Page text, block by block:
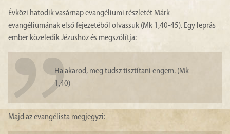
Évközi hatodik vasárnap evangéliumi részletét Márk
evangéliumának első fejezetéből olvassuk (Mk 1,40-45). Egy leprás
ember közeledik Jézushoz és megszólítja:
Ha akarod, meg tudsz tisztítani engem. (Mk
1,40)
Majd az evangélista megjegyzi: